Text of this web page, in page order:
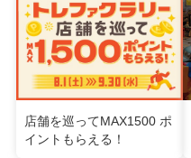
店舗を巡ってMAX1500 ポ
イントもらえる！